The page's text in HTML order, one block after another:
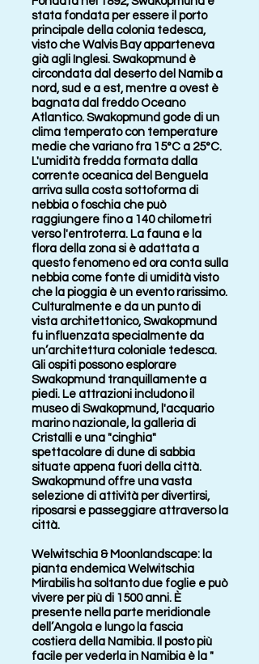
stata fondata per essere il porto
principale della colonia tedesca,
visto che Walvis Bay apparteneva
già agli Inglesi. Swakopmund è
circondata dal deserto del Namib a
nord, sud e a est, mentre a ovest è
bagnata dal freddo Oceano
Atlantico. Swakopmund gode di un
clima temperato con temperature
medie che variano fra 15°C a 25°C.
L'umidità fredda formata dalla
corrente oceanica del Benguela
arriva sulla costa sottoforma di
nebbia o foschia che può
raggiungere fino a 140 chilometri
verso l'entroterra. La fauna e la
flora della zona si è adattata a
questo fenomeno ed ora conta sulla
nebbia come fonte di umidità visto
che la pioggia è un evento rarissimo.
Culturalmente e da un punto di
vista architettonico, Swakopmund
fu influenzata specialmente da
un’architettura coloniale tedesca.
Gli ospiti possono esplorare
Swakopmund tranquillamente a
piedi. Le attrazioni includono il
museo di Swakopmund, l'acquario
marino nazionale, la galleria di
Cristalli e una "cinghia"
spettacolare di dune di sabbia
situate appena fuori della città.
Swakopmund offre una vasta
selezione di attività per divertirsi,
riposarsi e passeggiare attraverso la
città.
Welwitschia & Moonlandscape: la
pianta endemica Welwitschia
Mirabilis ha soltanto due foglie e può
vivere per più di 1500 anni. È
presente nella parte meridionale
dell’Angola e lungo la fascia
costiera della Namibia. Il posto più
facile per vederla in Namibia è la "